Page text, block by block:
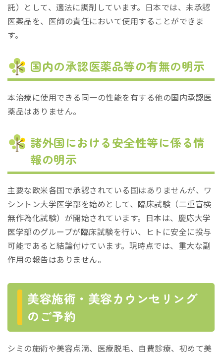
託）として、適法に調剤しています。日本では、未承認
医薬品を、医師の責任において使用することができま
す。
国内の承認医薬品等の有無の明示
本治療に使用できる同一の性能を有する他の国内承認医
薬品はありません。
諸外国における安全性等に係る情
報の明示
主要な欧米各国で承認されている国はありませんが、ワ
シントン大学医学部を始めとして、臨床試験（二重盲検
無作為化試験）が開始されています。日本は、慶応大学
医学部のグループが臨床試験を行い、ヒトに安全に投与
可能であると結論付けています。現時点では、重大な副
作用の報告はありません。
美容施術・美容カウンセリング
のご予約
シミの施術や美容点滴、医療脱毛、自費診療、初めて美